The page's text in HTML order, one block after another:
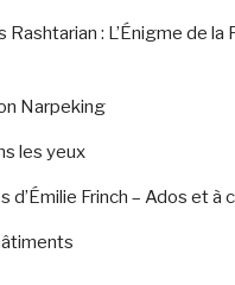
Rashtarian : L’Énigme de la
Narpeking
les yeux
d’Émilie Frinch – Ados et à